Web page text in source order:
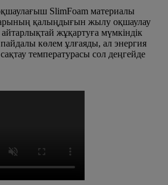
SlimFoam материалы
қалыңдығын жылу оқшаулау
жұқартуға мүмкіндік
көлем ұлғаяды, ал энергия
температурасы сол деңгейде